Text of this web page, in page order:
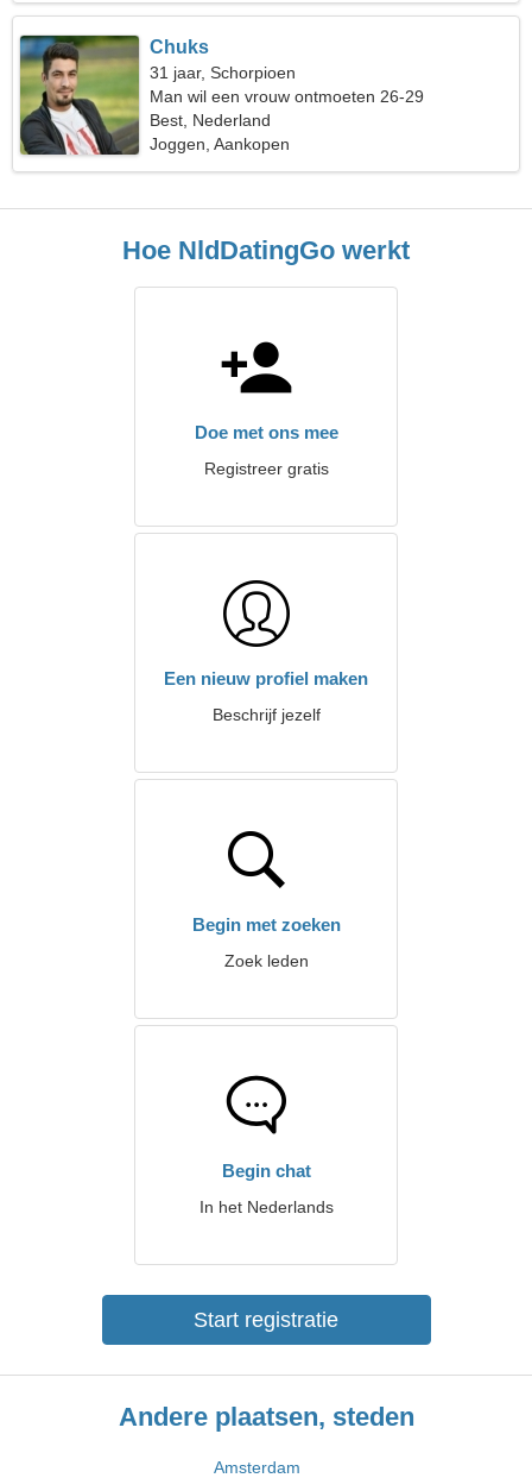
Chuks
31 jaar, Schorpioen
Man wil een vrouw ontmoeten 26-29
Best, Nederland
Joggen, Aankopen
Hoe NldDatingGo werkt
Doe met ons mee
Registreer gratis
Een nieuw profiel maken
Beschrijf jezelf
Begin met zoeken
Zoek leden
Begin chat
In het Nederlands
Start registratie
Andere plaatsen, steden
Amsterdam